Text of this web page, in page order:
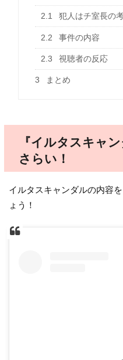
2.1 犯人はチ室長の
2.2 事件の内容
2.3 視聴者の反応
3 まとめ
『イルタスキャ
さらい！
イルタスキャンダルの内容
ょう！